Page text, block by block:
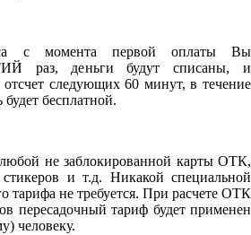
с момента первой оплаты Вы
раз, деньги будут списаны, и
отсчет следующих 60 минут, в течение
будет бесплатной.
любой не заблокированной карты ОТК,
и т.д. Никакой специальной
тарифа не требуется. При расчете ОТК
пересадочный тариф будет применен
человеку.